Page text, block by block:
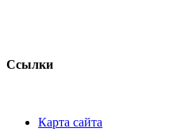
Ссылки
Карта сайта